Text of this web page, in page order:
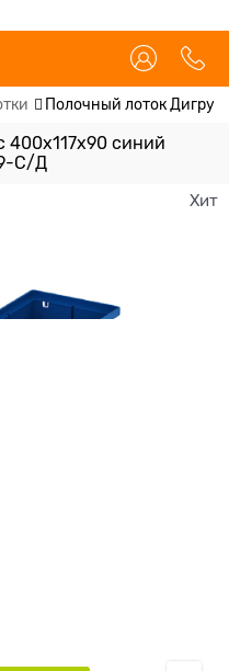
Полочный лоток
400х117х90 синий
С/Д
Хит